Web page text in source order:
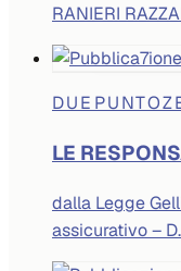
RANIERI
LE
dalla Legge
assicurativo –